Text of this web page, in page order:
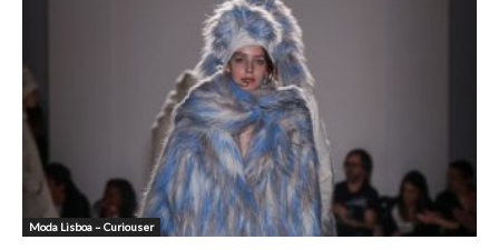
Moda Lisboa – Curiouser